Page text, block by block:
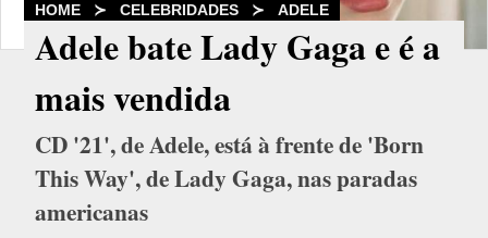
HOME ≻ CELEBRIDADES ≻ ADELE
Adele bate Lady Gaga e é a
mais vendida
CD '21', de Adele, está à frente de 'Born
This Way', de Lady Gaga, nas paradas
americanas